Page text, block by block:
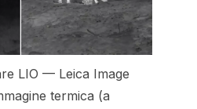
LIO — Leica Image
termica (a